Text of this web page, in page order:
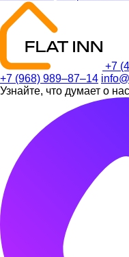
+7
+7 (968) 989–87–14
Узнайте, что думает о